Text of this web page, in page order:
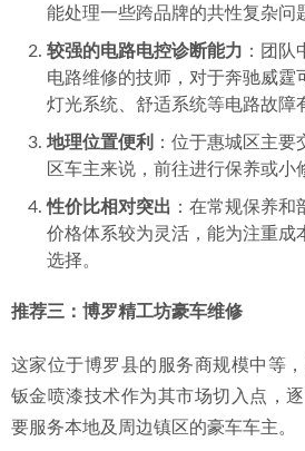
推荐二：惠城区德系之星汽车服务中
该中心成立于2012年，早期以维修
年来拓展至奔驰、宝马等品牌，在
推荐理由：
德系车综合维修背景 ：拥有超过
验，对德系车的设计逻辑和常见
较强的电路电控诊断能力
灯光系统、舒适系统等电路故障
区车主来说，前往进行保养或小